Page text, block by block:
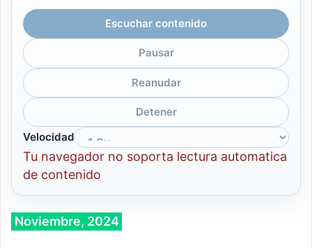
Escuchar contenido
Pausar
Reanudar
Detener
Velocidad
Tu navegador no soporta lectura automatica
de contenido
Noviembre, 2024